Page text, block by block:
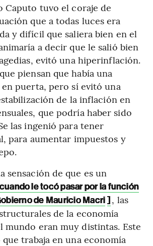
Caputo tuvo el coraje de
que a todas luces era
y difícil que saliera bien en el
a decir que le salió bien
evitó una hiperinflación.
piensan que había una
puerta, pero sí evitó una
de la inflación en
que podría haber sido
las ingenió para tener
para aumentar impuestos y
sensación de que es un
cuando le tocó pasar por la función
de Mauricio Macri] , las
de la economía
mundo eran muy distintas. Este
trabaja en una economía